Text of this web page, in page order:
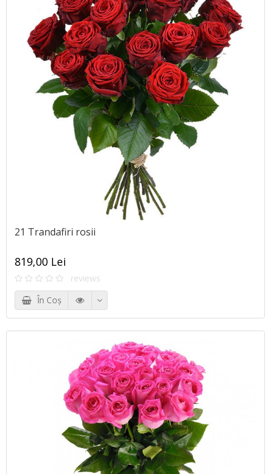
21 Trandafiri rosii
819,00 Lei
reviews
În Coş